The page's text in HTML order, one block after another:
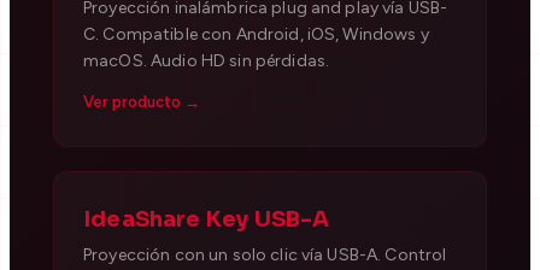
Proyección inalámbrica plug and play vía USB-
C. Compatible con Android, iOS, Windows y
macOS. Audio HD sin pérdidas.
Ver producto →
IdeaShare Key USB-A
Proyección con un solo clic vía USB-A. Control